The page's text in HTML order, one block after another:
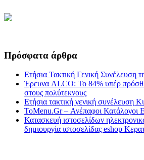
Πρόσφατα άρθρα
Ετήσια Τακτική Γενική Συνέλευση
Έρευνα ALCO: Το 84% υπέρ
στους πολύτεκνους
Ετήσια τακτική γενική συνέλευση
ToMenu.Gr – Ανέπαφοι Κατάλογοι
Κατασκευή ιστοσελίδων
δημιουργία ιστοσελίδας eshop